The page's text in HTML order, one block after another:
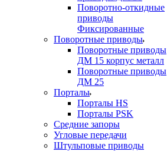
Поворотно-откидные
приводы
Фиксированные
Поворотные приводы
Поворотные приводы
ДМ 15 корпус металл
Поворотные приводы
ДМ 25
Порталы
Порталы HS
Порталы PSK
Средние запоры
Угловые передачи
Штульповые приводы